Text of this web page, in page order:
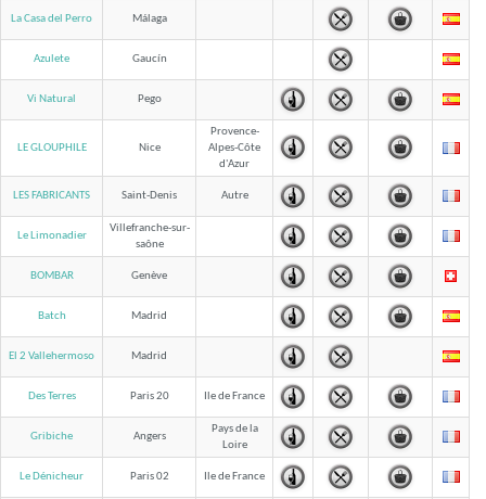
La Casa del Perro Málaga
Azulete Gaucín
Vi Natural Pego
LE GLOUPHILE Nice
Provence-
Alpes-Côte
d'Azur
LES FABRICANTS Saint-Denis Autre
Le Limonadier
Villefranche-sur-
saône
BOMBAR Genève
Batch Madrid
El 2 Vallehermoso Madrid
Des Terres Paris 20 Ile de France
Gribiche Angers
Pays de la
Loire
Le Dénicheur Paris 02 Ile de France